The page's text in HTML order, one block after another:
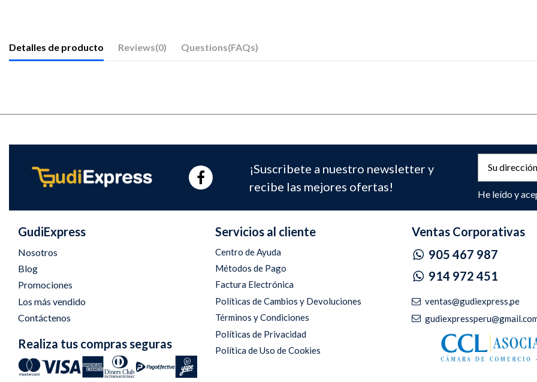
Detalles de producto Reviews(0) Questions(FAQs)
¡Suscribete a nuestro newsletter y
recibe las mejores ofertas!
He leído y
GudiExpress
Nosotros
Blog
Promociones
Los más vendido
Contáctenos
Realiza tus compras seguras
Servicios al cliente
Centro de Ayuda
Métodos de Pago
Factura Electrónica
Políticas de Cambios y Devoluciones
Términos y Condiciones
Políticas de Privacidad
Política de Uso de Cookies
Ventas Corporativas
905 467 987
914 972 451
ventas@gudiexpress,pe